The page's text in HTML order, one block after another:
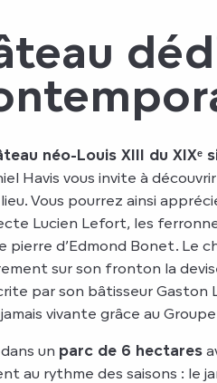
néo-Louis XIII du XIXᵉ
Havis vous invite à
Vous pourrez ainsi
Lucien Lefort, les
pierre d’Edmond Bonet. Le
sur son fronton la
par son bâtisseur Gaston
jamais vivante grâce au
un parc de 6 hectares
au rythme des saisons : le